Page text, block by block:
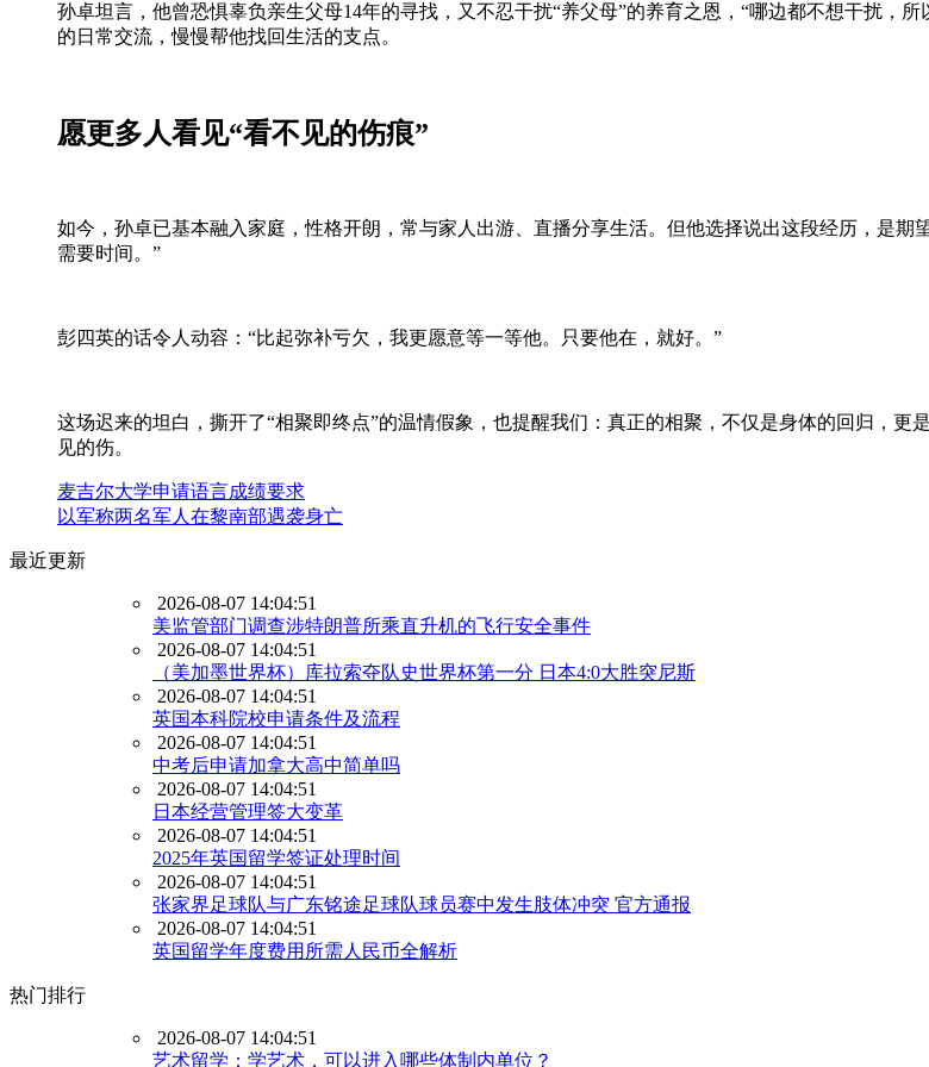
孙卓坦言，他曾恐惧辜负亲生父母14年的寻找，又不忍干扰“养父母”的养育之恩，“哪边都不想干扰，
的日常交流，慢慢帮他找回生活的支点。
愿更多人看见“看不见的伤痕”
如今，孙卓已基本融入家庭，性格开朗，常与家人出游、直播分享生活。但他选择说出这段经历，是期
需要时间。”
彭四英的话令人动容：“比起弥补亏欠，我更愿意等一等他。只要他在，就好。”
这场迟来的坦白，撕开了“相聚即终点”的温情假象，也提醒我们：真正的相聚，不仅是身体的回归，
见的伤。
麦吉尔大学申请语言成绩要求
以军称两名军人在黎南部遇袭身亡
最近更新
2026-08-07 14:04:51
美监管部门调查涉特朗普所乘直升机的飞行安全事件
2026-08-07 14:04:51
（美加墨世界杯）库拉索夺队史世界杯第一分 日本4:0大胜突尼斯
2026-08-07 14:04:51
英国本科院校申请条件及流程
2026-08-07 14:04:51
中考后申请加拿大高中简单吗
2026-08-07 14:04:51
日本经营管理签大变革
2026-08-07 14:04:51
2025年英国留学签证处理时间
2026-08-07 14:04:51
张家界足球队与广东铭途足球队球员赛中发生肢体冲突 官方通报
2026-08-07 14:04:51
英国留学年度费用所需人民币全解析
热门排行
2026-08-07 14:04:51
艺术留学：学艺术，可以进入哪些体制内单位？